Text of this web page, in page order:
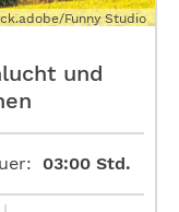
Funny Studio
und
03:00 Std.